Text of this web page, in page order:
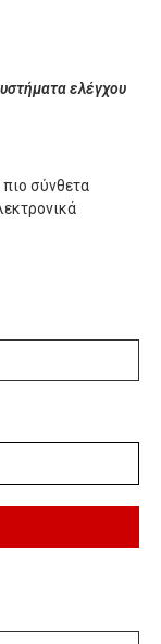
ελέγχου
σύνθετα